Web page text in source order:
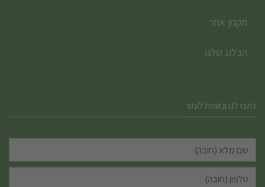
תקנון אתר
הבלוג שלנו
כתבו לנו ונשמח לעזור